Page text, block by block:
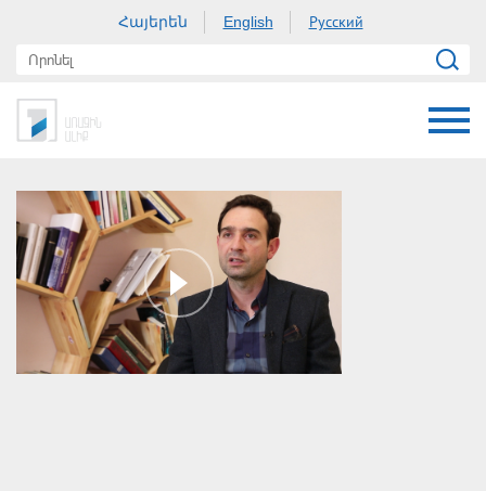
Հայերեն English Русский